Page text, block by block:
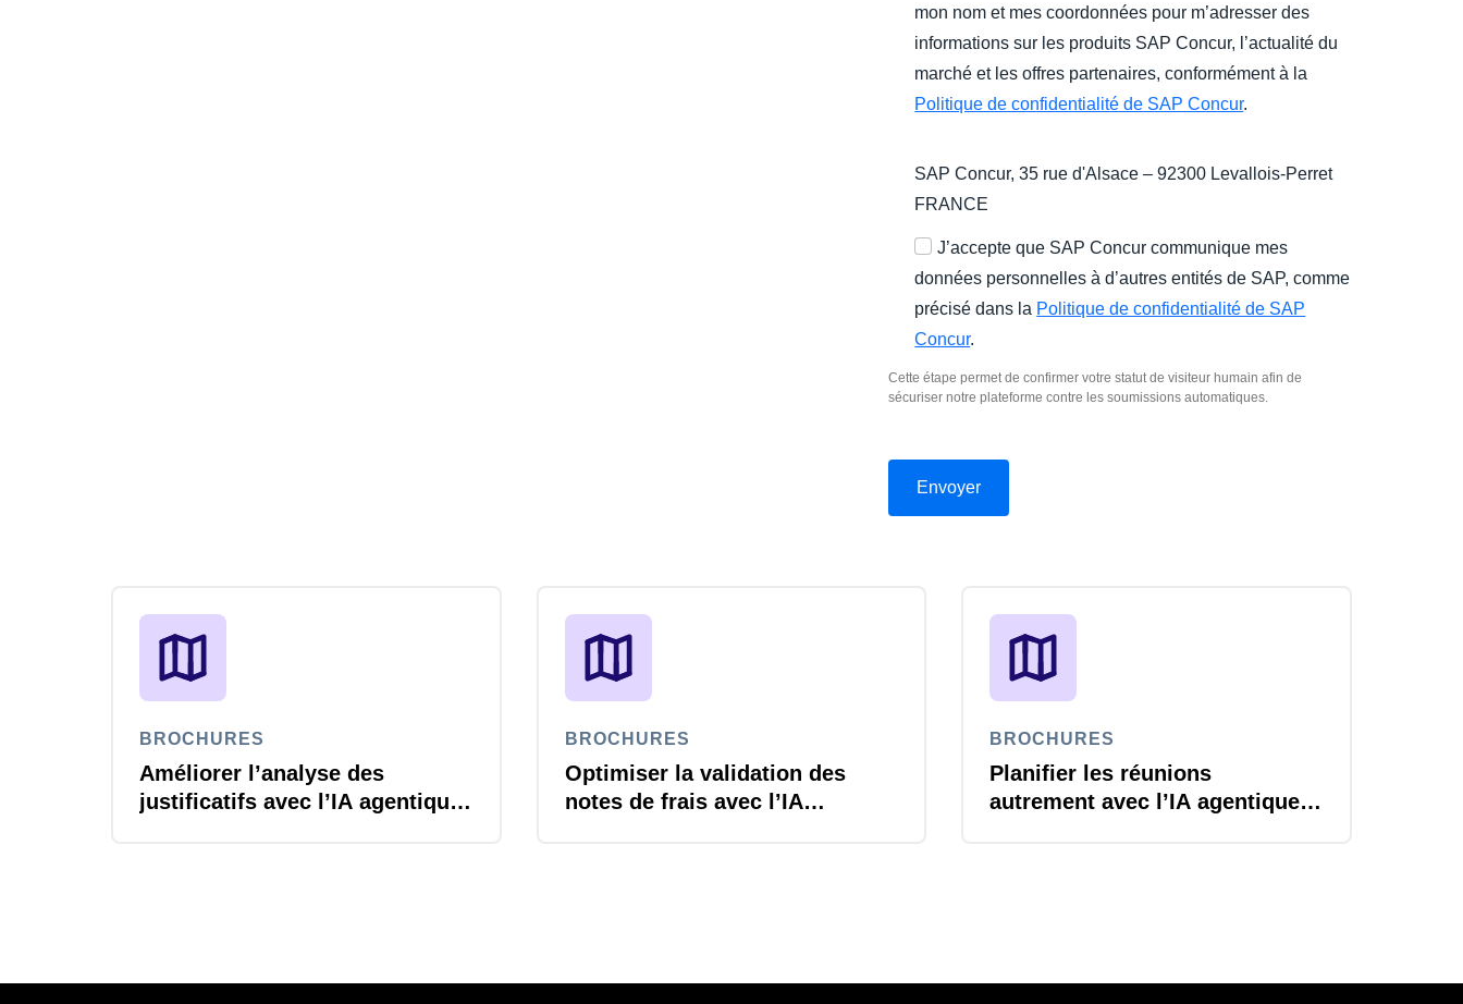
mon nom et mes coordonnées pour m’adresser des
informations sur les produits SAP Concur, l’actualité du
marché et les offres partenaires, conformément à la
Politique de confidentialité de SAP Concur.
SAP Concur, 35 rue d'Alsace – 92300 Levallois-Perret
FRANCE
J’accepte que SAP Concur communique mes
données personnelles à d’autres entités de SAP, comme
précisé dans la Politique de confidentialité de SAP
Concur.
Cette étape permet de confirmer votre statut de visiteur humain afin de
sécuriser notre plateforme contre les soumissions automatiques.
BROCHURES
Améliorer l’analyse des
justificatifs avec l’IA agentique
BROCHURES
Optimiser la validation des
notes de frais avec l’IA
BROCHURES
Planifier les réunions
autrement avec l’IA agentique